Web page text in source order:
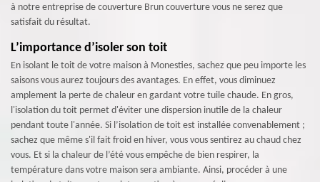
à notre entreprise de couverture Brun couverture vous ne serez que
satisfait du résultat.
L’importance d’isoler son toit
En isolant le toit de votre maison à Monesties, sachez que peu importe les
saisons vous aurez toujours des avantages. En effet, vous diminuez
amplement la perte de chaleur en gardant votre tuile chaude. En gros,
l'isolation du toit permet d'éviter une dispersion inutile de la chaleur
pendant toute l'année. Si l’isolation de toit est installée convenablement ;
sachez que même s'il fait froid en hiver, vous vous sentirez au chaud chez
vous. Et si la chaleur de l’été vous empêche de bien respirer, la
température dans votre maison sera ambiante. Ainsi, procéder à une